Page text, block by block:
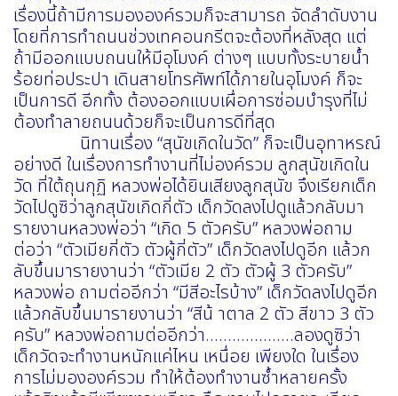
เรื่องนี้ถ้ามีการมององค์รวมก็จะสามารถ จัดลำดับงาน
โดยที่การทำถนนช่วงเทคอนกรีตจะต้องที่หลังสุด แต่
ถ้ามีออกแบบถนนให้มีอุโมงค์ ต่างๆ แบบทั้งระบายน้ำ
ร้อยท่อประปา เดินสายโทรศัพท์ได้ภายในอุโมงค์ ก็จะ
เป็นการดี อีกทั้ง ต้องออกแบบเผื่อการซ่อมบำรุงที่ไม่
ต้องทำลายถนนด้วยก็จะเป็นการดีที่สุด
นิทานเรื่อง “สุนัขเกิดในวัด” ก็จะเป็นอุทาหรณ์
อย่างดี ในเรื่องการทำงานที่ไม่องค์รวม ลูกสุนัขเกิดใน
วัด ที่ใต้ถุนกุฏิ หลวงพ่อได้ยินเสียงลูกสุนัข จึงเรียกเด็ก
วัดไปดูซิว่าลูกสุนัขเกิดกี่ตัว เด็กวัดลงไปดูแล้วกลับมา
รายงานหลวงพ่อว่า “เกิด 5 ตัวครับ” หลวงพ่อถาม
ต่อว่า “ตัวเมียกี่ตัว ตัวผู้กี่ตัว” เด็กวัดลงไปดูอีก แล้วก
ลับขึ้นมารายงานว่า “ตัวเมีย 2 ตัว ตัวผู้ 3 ตัวครับ”
หลวงพ่อ ถามต่ออีกว่า “มีสีอะไรบ้าง” เด็กวัดลงไปดูอีก
แล้วกลับขึ้นมารายงานว่า “สีน้ าตาล 2 ตัว สีขาว 3 ตัว
ครับ” หลวงพ่อถามต่ออีกว่า………………..ลองดูซิว่า
เด็กวัดจะทำงานหนักแค่ไหน เหนื่อย เพียงใด ในเรื่อง
การไม่มององค์รวม ทำให้ต้องทำงานซ้ำหลายครั้ง